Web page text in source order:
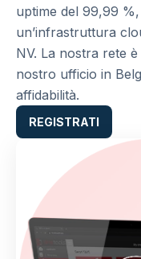
uptime del 99,99
un’infrastruttura
NV. La nostra rete
nostro ufficio in
affidabilità.
REGISTRATI